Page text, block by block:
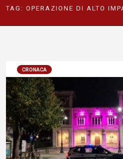
TAG: OPERAZIONE DI ALTO
CRONACA